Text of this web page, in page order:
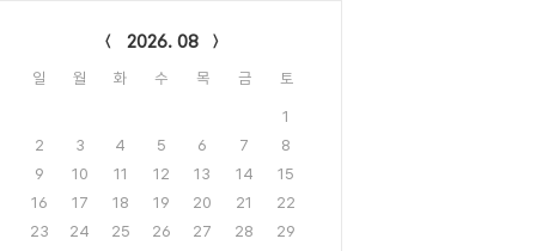
2026. 08
일 월 화 수 목 금 토
1
2
3 4 5 6 7
8
9
10 11 12 13 14
15
16
17 18 19 20 21
22
23
24 25 26 27 28 29